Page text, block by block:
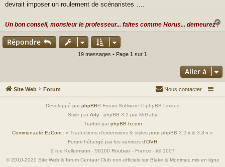
devrait imposer un roulement de scénaristes ….
Un bon conseil, monsieur le professeur... faites comme Horus... demeurez !
Répondre
19 messages • Page 1 sur 1
Aller à
Site Web Forum Nous contacter
Développé par phpBB® Forum Software © phpBB Limited
Style par Arty - phpBB 3.2 par MrGaby
Traduit par phpBB-fr.com
Communauté EzCom : « Traductions d'extensions & styles pour phpBB 3.2.x & 3.3.x »
Forum hébergé par les services d’OVH
2 rue Kellermann - 59100 Roubaix - France - tél 1007
© 2010-2020 Site Web & forum Centaur Club non-officiels sur Blake & Mortimer, mis en ligne